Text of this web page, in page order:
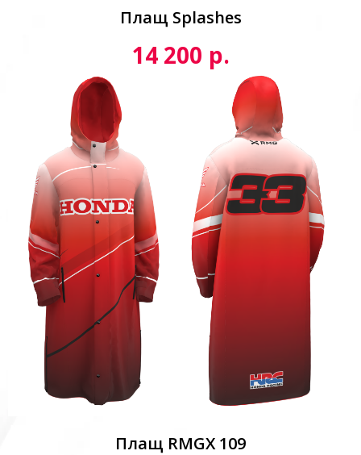
Плащ Splashes
14 200 р.
Плащ RMGX 109